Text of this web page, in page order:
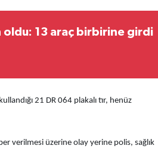
oldu: 13 araç birbirine girdi
21 DR 064 plakalı tır, henüz
verilmesi üzerine olay yerine polis, sağlık